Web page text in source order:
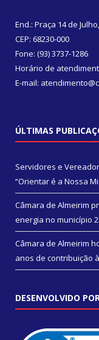
End.: Praça 14 de
CEP: 68230-000
Fone: (93) 3737-1286
Horário de
E-mail:
ÚLTIMAS
Servidores e
“Orientar é a Nossa
Câmara de Almeirim
energia no município
Câmara de Almeirim
anos de contribuição
DESENVOLVIDO